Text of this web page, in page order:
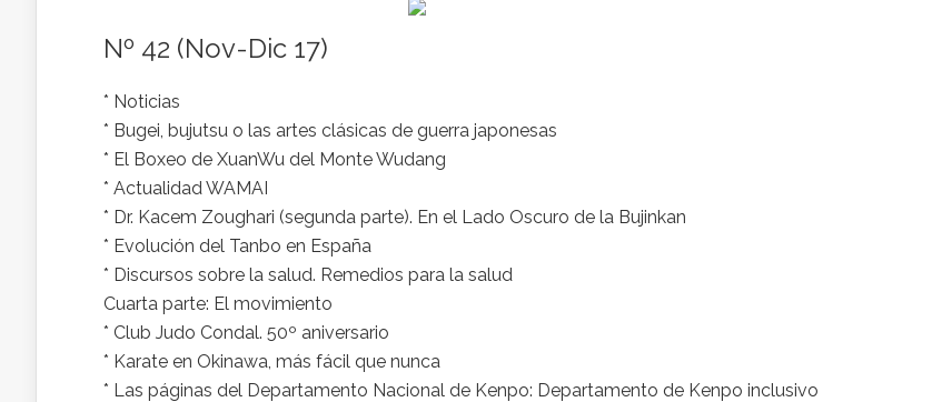
Nº 42 (Nov-Dic 17)
* Noticias
* Bugei, bujutsu o las artes clásicas de guerra japonesas
* El Boxeo de XuanWu del Monte Wudang
* Actualidad WAMAI
* Dr. Kacem Zoughari (segunda parte). En el Lado Oscuro de la Bujinkan
* Evolución del Tanbo en España
* Discursos sobre la salud. Remedios para la salud
Cuarta parte: El movimiento
* Club Judo Condal. 50º aniversario
* Karate en Okinawa, más fácil que nunca
* Las páginas del Departamento Nacional de Kenpo: Departamento de Kenpo inclusivo